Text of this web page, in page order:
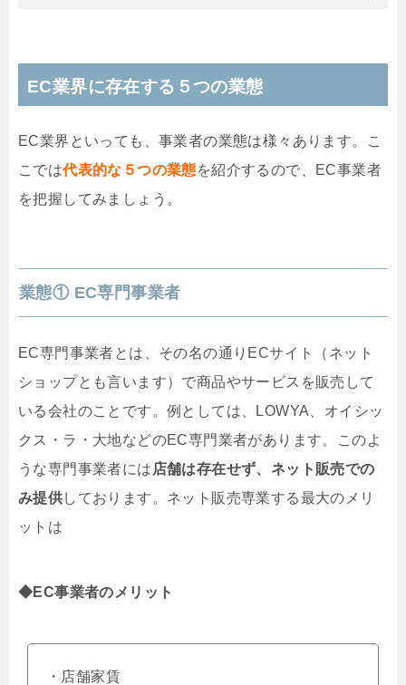
EC業界に存在する５つの業態
EC業界といっても、事業者の業態は様々あります。こ
こでは代表的な５つの業態を紹介するので、EC事業者
を把握してみましょう。
業態① EC専門事業者
EC専門事業者とは、その名の通りECサイト（ネット
ショップとも言います）で商品やサービスを販売して
いる会社のことです。例としては、LOWYA、オイシッ
クス・ラ・大地などのEC専門業者があります。このよ
うな専門事業者には 店舗は存在せず、ネット販売での
み提供しております。ネット販売専業する最大のメリ
ットは
◆EC事業者のメリット
・店舗家賃